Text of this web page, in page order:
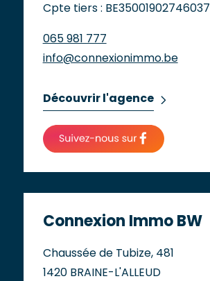
Cpte tiers : BE35001902746037
065 981 777
info@connexionimmo.be
Découvrir l'agence
Connexion Immo BW
Chaussée de Tubize, 481
1420 BRAINE-L'ALLEUD